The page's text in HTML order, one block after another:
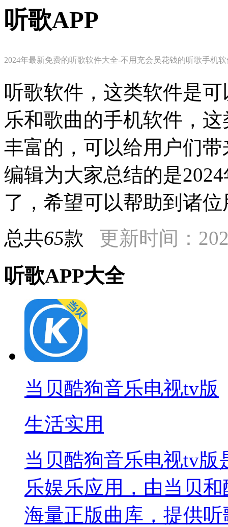
听歌APP
2024年最新免费的听歌软件大全-不用充会员花钱的听歌手机
听歌软件，这类软件是
乐和歌曲的手机软件，
丰富的，可以给用户们
编辑为大家总结的是
了，希望可以帮助到诸
总共65款 更新时间：
听歌APP大全
当贝酷狗音乐电视tv版
生活实用
当贝酷狗音乐电视tv
乐娱乐应用，由当贝
海量正版曲库，提供